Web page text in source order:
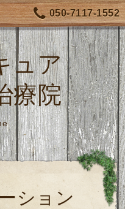
050-7117-1552
ュア
療院
ション